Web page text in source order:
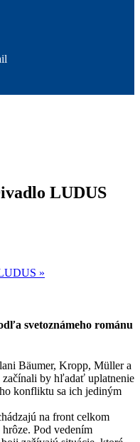
LUDUS
»
svetoznámeho románu
Bäumer, Kropp, Müller a
by hľadať uplatnenie
konfliktu sa ich jediným
na front celkom
Pod vedením